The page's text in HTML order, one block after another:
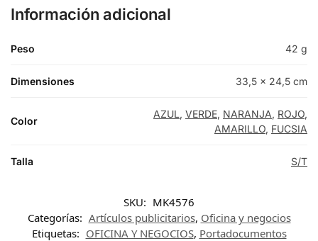
Información adicional
Peso 42 g
Dimensiones 33,5 × 24,5 cm
Color
AZUL, VERDE, NARANJA, ROJO,
AMARILLO, FUCSIA
Talla S/T
SKU: MK4576
Categorías: Artículos publicitarios, Oficina y negocios
Etiquetas: OFICINA Y NEGOCIOS, Portadocumentos